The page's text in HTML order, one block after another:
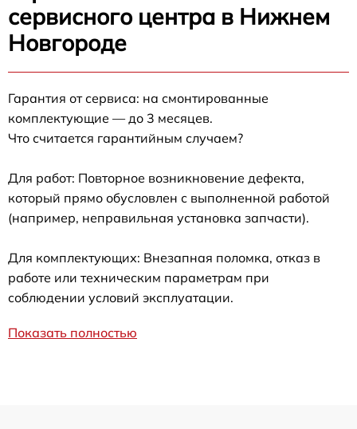
сервисного центра в Нижнем
Новгороде
Гарантия от сервиса: на смонтированные
комплектующие — до 3 месяцев.
Что считается гарантийным случаем?
Для работ: Повторное возникновение дефекта,
который прямо обусловлен с выполненной работой
(например, неправильная установка запчасти).
Для комплектующих: Внезапная поломка, отказ в
работе или техническим параметрам при
соблюдении условий эксплуатации.
Показать полностью